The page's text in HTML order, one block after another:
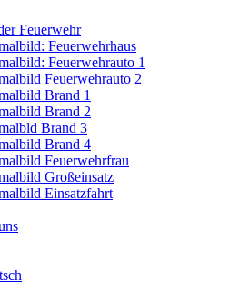
Feuerwehr
Feuerwehrhaus
Feuerwehrauto 1
Feuerwehrauto 2
Brand 1
Brand 2
Brand 3
Brand 4
Feuerwehrfrau
Großeinsatz
Einsatzfahrt